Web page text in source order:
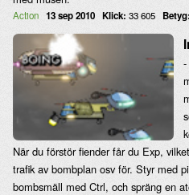
Action 13 sep 2010 Klick: 33 605 Betyg:
När du förstör fiender får du Exp,
trafik av bombplan osv för. Styr med
bombsmäll med Ctrl, och spräng en